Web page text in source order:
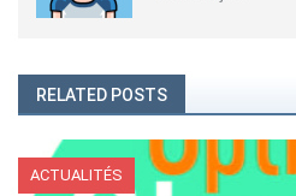
RELATED POSTS
ACTUALITÉS